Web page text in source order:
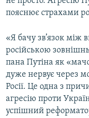
пояснює страхами
«Я бачу зв’язок між
російською
пана Путіна як
дуже нервує через
Росії. Це одна з
агресію проти
успішний